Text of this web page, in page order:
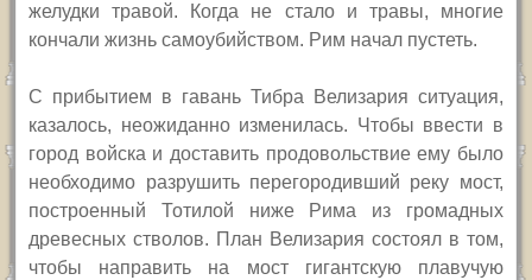
желудки травой. Когда не стало и травы, многие
кончали жизнь самоубийством. Рим начал пустеть.
С прибытием в гавань Тибра Велизария ситуация,
казалось, неожиданно изменилась. Чтобы ввести в
город войска и доставить продовольствие ему было
необходимо разрушить перегородивший реку мост,
построенный Тотилой ниже Рима из громадных
древесных стволов. План Велизария состоял в том,
чтобы направить на мост гигантскую плавучую